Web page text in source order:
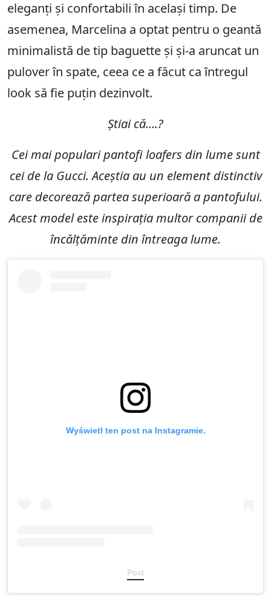
eleganți și confortabili în același timp. De
asemenea, Marcelina a optat pentru o geantă
minimalistă de tip baguette și și-a aruncat un
pulover în spate, ceea ce a făcut ca întregul
look să fie puțin dezinvolt.
Știai că….?
Cei mai populari pantofi loafers din lume sunt
cei de la Gucci. Aceștia au un element distinctiv
care decorează partea superioară a pantofului.
Acest model este inspirația multor companii de
încălțăminte din întreaga lume.
Wyświetl ten post na Instagramie.
Post